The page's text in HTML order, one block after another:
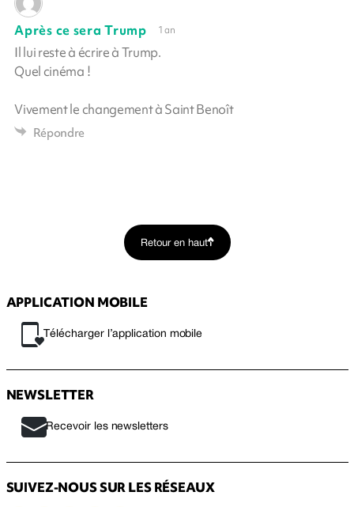
Après ce sera Trump 1 an
Il lui reste à écrire à Trump.
Quel cinéma !
Vivement le changement à Saint Benoît
Répondre
Retour en haut
APPLICATION MOBILE
Télécharger l’application mobile
NEWSLETTER
Recevoir les newsletters
SUIVEZ-NOUS SUR LES RÉSEAUX